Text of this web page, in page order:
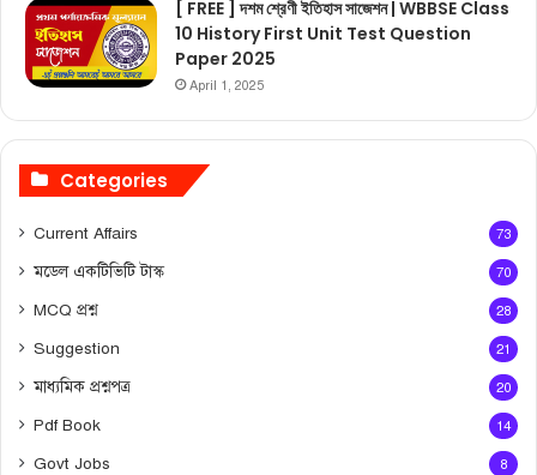
[ FREE ] দশম শ্রেণী ইতিহাস সাজেশন | WBBSE Class
10 History First Unit Test Question
Paper 2025
April 1, 2025
Categories
Current Affairs 73
মডেল একটিভিটি টাস্ক 70
MCQ প্রশ্ন 28
Suggestion 21
মাধ্যমিক প্রশ্নপত্র 20
Pdf Book 14
Govt Jobs 8